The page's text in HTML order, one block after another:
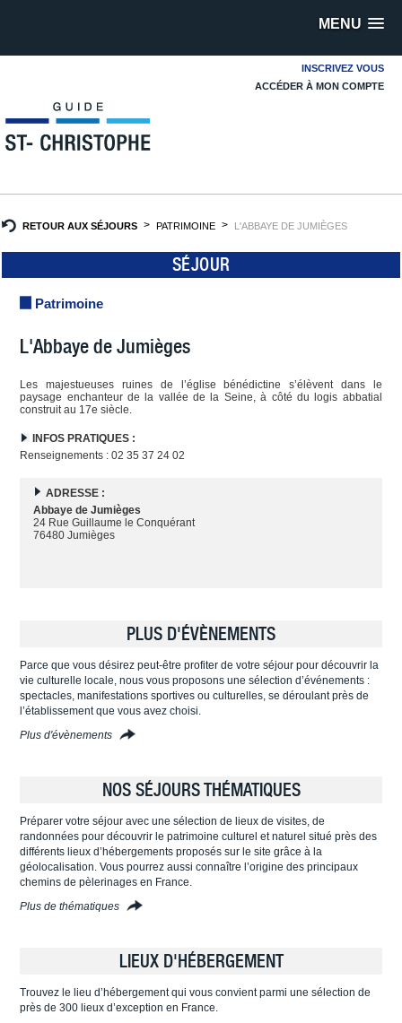
MENU
INSCRIVEZ VOUS
ACCÉDER À MON COMPTE
RETOUR AUX SÉJOURS PATRIMOINE L'ABBAYE DE JUMIÈGES
SÉJOUR
Patrimoine
L'Abbaye de Jumièges
Les majestueuses ruines de l’église bénédictine s’élèvent dans le
paysage enchanteur de la vallée de la Seine, à côté du logis abbatial
construit au 17e siècle.
INFOS PRATIQUES :
Renseignements : 02 35 37 24 02
ADRESSE :
Abbaye de Jumièges
24 Rue Guillaume le Conquérant
76480 Jumièges
PLUS D'ÉVÈNEMENTS
Parce que vous désirez peut-être profiter de votre séjour pour découvrir la
vie culturelle locale, nous vous proposons une sélection d’événements :
spectacles, manifestations sportives ou culturelles, se déroulant près de
l’établissement que vous avez choisi.
Plus d'évènements
NOS SÉJOURS THÉMATIQUES
Préparer votre séjour avec une sélection de lieux de visites, de
randonnées pour découvrir le patrimoine culturel et naturel situé près des
différents lieux d’hébergements proposés sur le site grâce à la
géolocalisation. Vous pourrez aussi connaître l’origine des principaux
chemins de pèlerinages en France.
Plus de thématiques
LIEUX D'HÉBERGEMENT
Trouvez le lieu d’hébergement qui vous convient parmi une sélection de
près de 300 lieux d’exception en France.